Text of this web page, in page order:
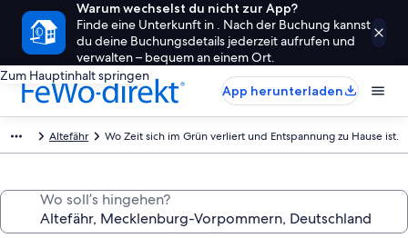
Warum wechselst du nicht zur App?
Finde eine Unterkunft in . Nach der Buchung kannst
du deine Buchungsdetails jederzeit aufrufen und
verwalten – bequem an einem Ort.
Zum Hauptinhalt springen
App herunterladen
Altefähr Wo Zeit sich im Grün verliert und Entspannung zu Hause ist.
Wo soll’s hingehen?